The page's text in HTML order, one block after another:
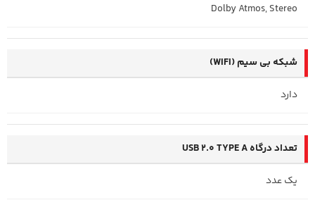
Dolby Atmos, Stereo
شبکه بی سیم (WIFI)
دارد
تعداد درگاه USB 2.0 TYPE A
یک عدد